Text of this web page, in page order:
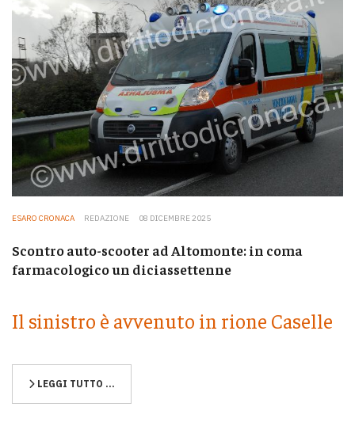
ESARO CRONACA REDAZIONE 08 DICEMBRE 2025
Scontro auto-scooter ad Altomonte: in coma
farmacologico un diciassettenne
Il sinistro è avvenuto in rione Caselle
LEGGI TUTTO …